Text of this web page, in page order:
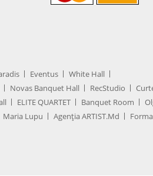
Eventus
White Hall
Novas Banquet Hall RecStudio
ELITE QUARTET Banquet Room
Maria Lupu Agenţia ARTIST.md